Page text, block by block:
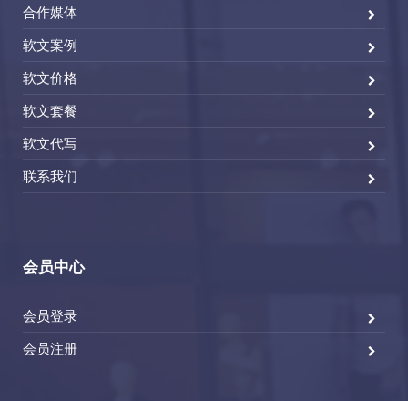
合作媒体
软文案例
软文价格
软文套餐
软文代写
联系我们
会员中心
会员登录
会员注册